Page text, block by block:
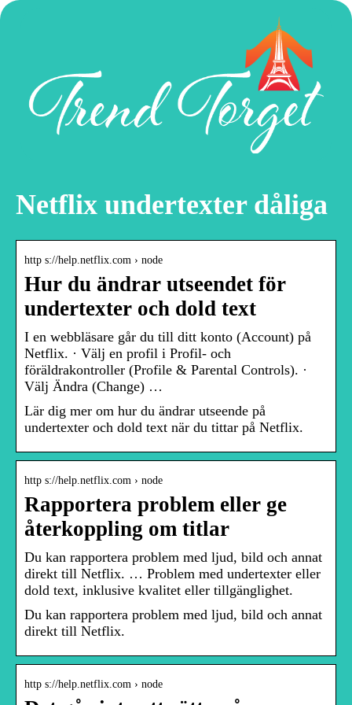
Netflix undertexter dåliga
http s://help.netflix.com › node
Hur du ändrar utseendet för
undertexter och dold text
I en webbläsare går du till ditt konto (Account) på
Netflix. · Välj en profil i Profil- och
föräldrakontroller (Profile & Parental Controls). ·
Välj Ändra (Change) …
Lär dig mer om hur du ändrar utseende på
undertexter och dold text när du tittar på Netflix.
http s://help.netflix.com › node
Rapportera problem eller ge
återkoppling om titlar
Du kan rapportera problem med ljud, bild och annat
direkt till Netflix. … Problem med undertexter eller
dold text, inklusive kvalitet eller tillgänglighet.
Du kan rapportera problem med ljud, bild och annat
direkt till Netflix.
http s://help.netflix.com › node